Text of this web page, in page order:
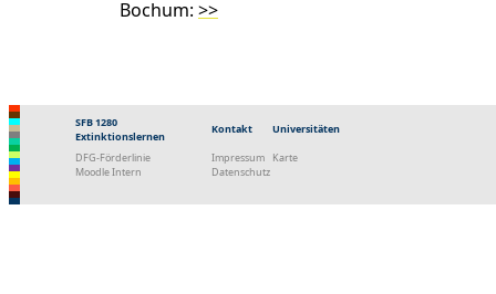
Bochum: >>
SFB 1280
Extinktionslernen
Kontakt
Universitäten
DFG-Förderlinie
Moodle Intern
Impressum
Datenschutz
Karte